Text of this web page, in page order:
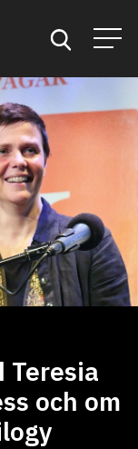
Teresia
och om